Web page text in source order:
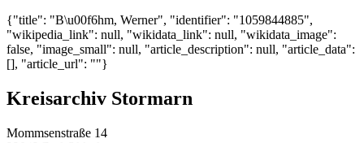
{"title": "B\u00f6hm, Werner", "identifier": "1059844885",
"wikipedia_link": null, "wikidata_link": null, "wikidata_image":
false, "image_small": null, "article_description": null, "article_data":
[], "article_url": ""}
Kreisarchiv Stormarn
Mommsenstraße 14